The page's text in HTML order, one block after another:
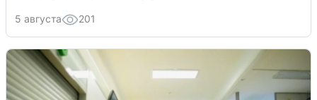
5 августа 201